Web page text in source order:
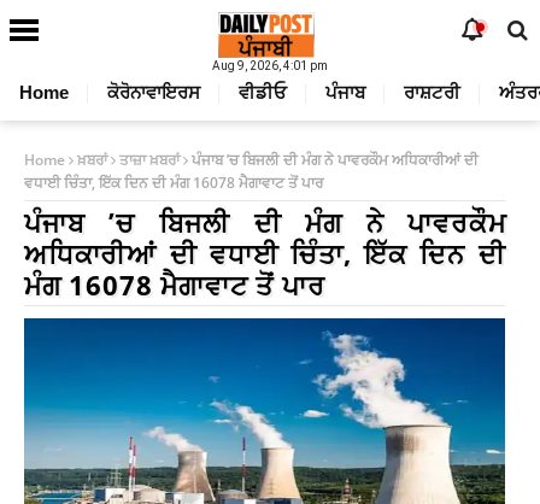
Aug 9, 2026, 4:01 pm
Home ਕੋਰੋਨਾਵਾਇਰਸ ਵੀਡੀਓ ਪੰਜਾਬ ਰਾਸ਼ਟਰੀ
Home ਖ਼ਬਰਾਂ ਤਾਜ਼ਾ ਖ਼ਬਰਾਂ ਪੰਜਾਬ ’ਚ ਬਿਜਲੀ ਦੀ ਮੰਗ ਨੇ ਪਾਵਰਕੌਮ ਅਧਿਕਾਰੀਆਂ ਦੀ
ਵਧਾਈ ਚਿੰਤਾ, ਇੱਕ ਦਿਨ ਦੀ ਮੰਗ 16078 ਮੈਗਾਵਾਟ ਤੋਂ ਪਾਰ
ਪੰਜਾਬ ’ਚ ਬਿਜਲੀ ਦੀ ਮੰਗ ਨੇ ਪਾਵਰਕੌਮ
ਅਧਿਕਾਰੀਆਂ ਦੀ ਵਧਾਈ ਚਿੰਤਾ, ਇੱਕ ਦਿਨ ਦੀ
ਮੰਗ 16078 ਮੈਗਾਵਾਟ ਤੋਂ ਪਾਰ